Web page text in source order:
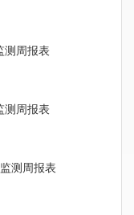
测周报表
测周报表
测周报表